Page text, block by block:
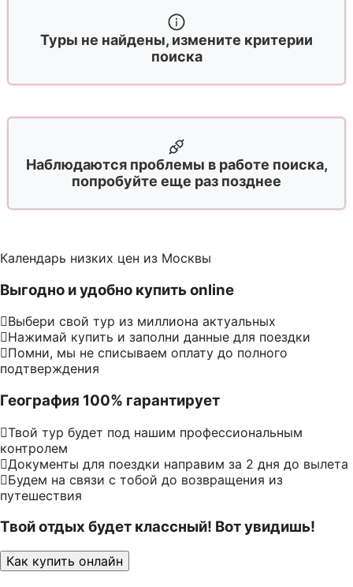
Туры не найдены, измените критерии
поиска
Наблюдаются проблемы в работе поиска,
попробуйте еще раз позднее
Календарь низких цен из Москвы
Выгодно и удобно купить online
Выбери свой тур из миллиона актуальных
Нажимай купить и заполни данные для поездки
Помни, мы не списываем оплату до полного
подтверждения
География 100% гарантирует
Твой тур будет под нашим профессиональным
контролем
Документы для поездки направим за 2 дня до вылета
Будем на связи с тобой до возвращения из
путешествия
Твой отдых будет классный! Вот увидишь!
Как купить онлайн